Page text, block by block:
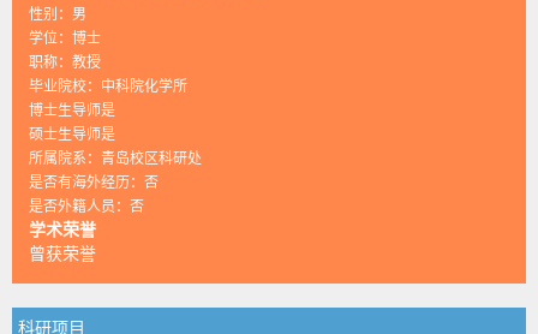
性别：男
学位：博士
职称：教授
毕业院校：中科院化学所
博士生导师是
硕士生导师是
所属院系：青岛校区科研处
是否有海外经历：否
是否外籍人员：否
学术荣誉
曾获荣誉
科研项目